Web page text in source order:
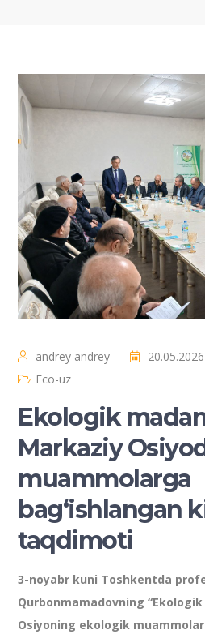
andrey andrey 20.05.2026
Eco-uz
Ekologik
Markaziy
muammolarga
bag‘ishlangan
taqdimoti
3-noyabr kuni Toshkentda
Qurbonmamadovning
Osiyoning ekologik